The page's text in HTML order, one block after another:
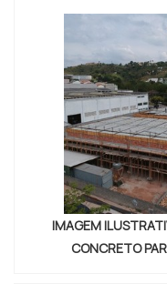
IMAGEM
CONCRETO